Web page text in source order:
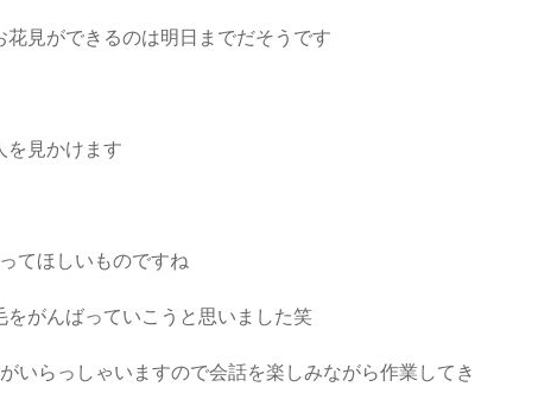
見ができるのは明日までだそうです
を見かけます
てほしいものですね
をがんばっていこうと思いました笑
いらっしゃいますので会話を楽しみながら作業してき